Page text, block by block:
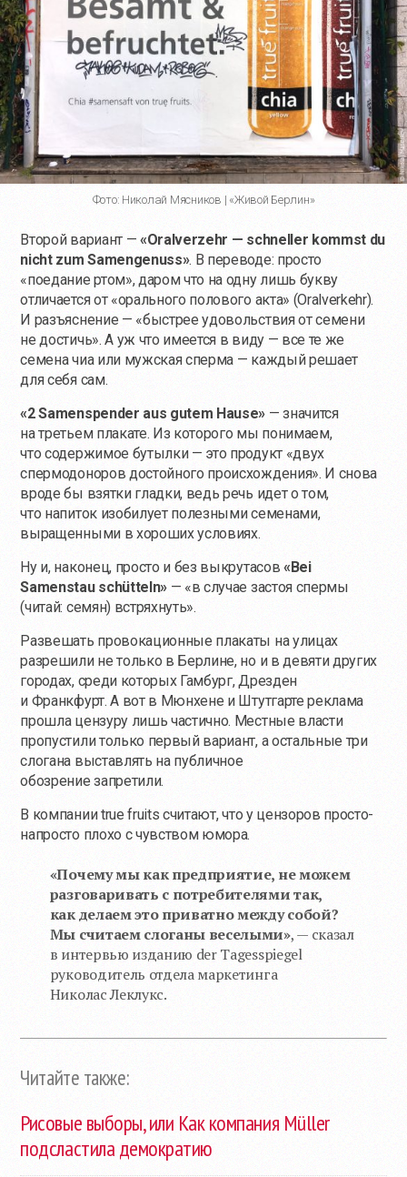
Фото: Николай Мясников | «Живой Берлин»
Второй вариант — «Oralverzehr — schneller kommst du
nicht zum Samengenuss». В переводе: просто
«поедание ртом», даром что на одну лишь букву
отличается от «орального полового акта» (Oralverkehr).
И разъяснение — «быстрее удовольствия от семени
не достичь». А уж что имеется в виду — все те же
семена чиа или мужская сперма — каждый решает
для себя сам.
«2 Samenspender aus gutem Hause» — значится
на третьем плакате. Из которого мы понимаем,
что содержимое бутылки — это продукт «двух
спермодоноров достойного происхождения». И снова
вроде бы взятки гладки, ведь речь идет о том,
что напиток изобилует полезными семенами,
выращенными в хороших условиях.
Ну и, наконец, просто и без выкрутасов «Bei
Samenstau schütteln» — «в случае застоя спермы
(читай: семян) встряхнуть».
Развешать провокационные плакаты на улицах
разрешили не только в Берлине, но и в девяти других
городах, среди которых Гамбург, Дрезден
и Франкфурт. А вот в Мюнхене и Штутгарте реклама
прошла цензуру лишь частично. Местные власти
пропустили только первый вариант, а остальные три
слогана выставлять на публичное
обозрение запретили.
В компании true fruits считают, что у цензоров просто-
напросто плохо с чувством юмора.
«Почему мы как предприятие, не можем
разговаривать с потребителями так,
как делаем это приватно между собой?
Мы считаем слоганы веселыми», — сказал
в интервью изданию der Tagesspiegel
руководитель отдела маркетинга
Николас Леклукс.
Читайте также:
Рисовые выборы, или Как компания Müller
подсластила демократию